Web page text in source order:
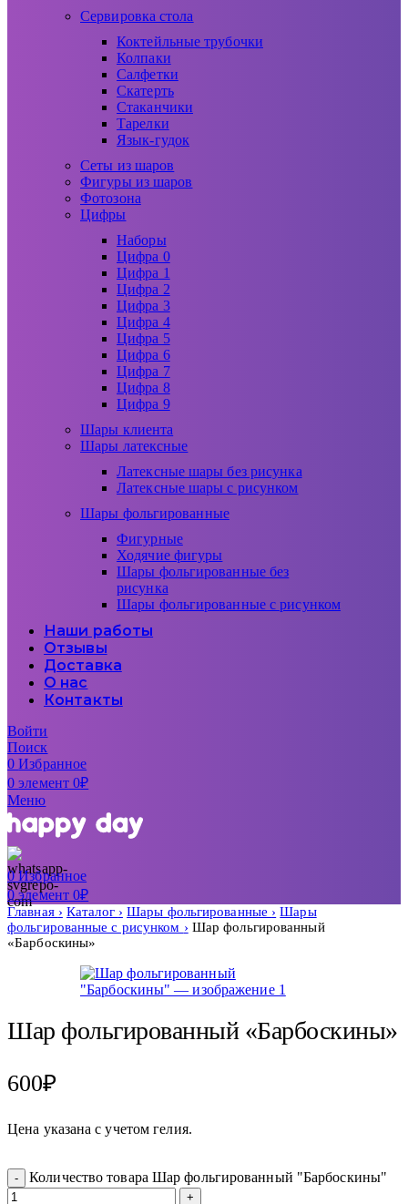
Сервировка стола
Коктейльные трубочки
Колпаки
Салфетки
Скатерть
Стаканчики
Тарелки
Язык-гудок
Сеты из шаров
Фигуры из шаров
Фотозона
Цифры
Наборы
Цифра 0
Цифра 1
Цифра 2
Цифра 3
Цифра 4
Цифра 5
Цифра 6
Цифра 7
Цифра 8
Цифра 9
Шары клиента
Шары латексные
Латексные шары без рисунка
Латексные шары с рисунком
Шары фольгированные
Фигурные
Ходячие фигуры
Шары фольгированные без
рисунка
Шары фольгированные с рисунком
Наши работы
Отзывы
Доставка
О нас
Контакты
Войти
Поиск
0Избранное
0элемент 0₽
Меню
0Избранное
0элемент 0₽
Главная Каталог Шары фольгированные
Шары
фольгированные с рисунком
Шар фольгированный
«Барбоскины»
Шар фольгированный «Барбоскины»
600₽
Цена указана с учетом гелия.
Количество товара Шар фольгированный "Барбоскины"